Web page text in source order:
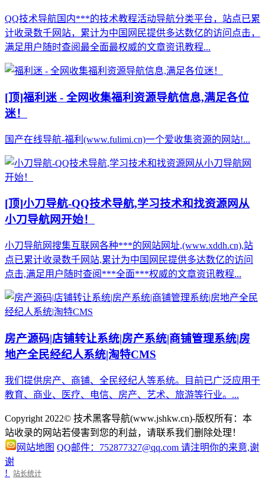
QQ技术导航国内***的技术教程活动导航分类平台，站点已累
计收录数千网站，累计为中国网民提供多达数亿的访问点击，
满足用户随时查阅最全面最权威的文章资讯教程...
[顶]福利迷 - 全网收集福利资源导航信息,满足各位
迷！
国产在线导航-福利(www.fulimi.cn)一个爱收集资源的网站!...
[顶]小刀导航-QQ技术导航,学习技术和找资源网从
小刀导航网开始！
小刀导航网搜集互联网各种***的网站网址,(www.xddh.cn),站
点已累计收录数千网站,累计为中国网民提供多达数亿的访问
点击,满足用户随时查阅***全面***权威的文章资讯教程...
房产源码|店铺转让系统|房产系统|商铺管理系统|房
地产全民经纪人系统|淘特CMS
我们提供房产、商铺、全民经纪人等系统。目前已广泛应用于
教育、商业、医疗、电信、房产、艺术、旅游等行业。...
Copyright 2022© 技术黑客导航(www.jshkw.cn)-版权所有：本
站收录的网站若侵害到您的利益，请联系我们删除处理！
网站地图 QQ邮件：752877327@qq.com 请注明你的来意,谢
谢
!
站长统计